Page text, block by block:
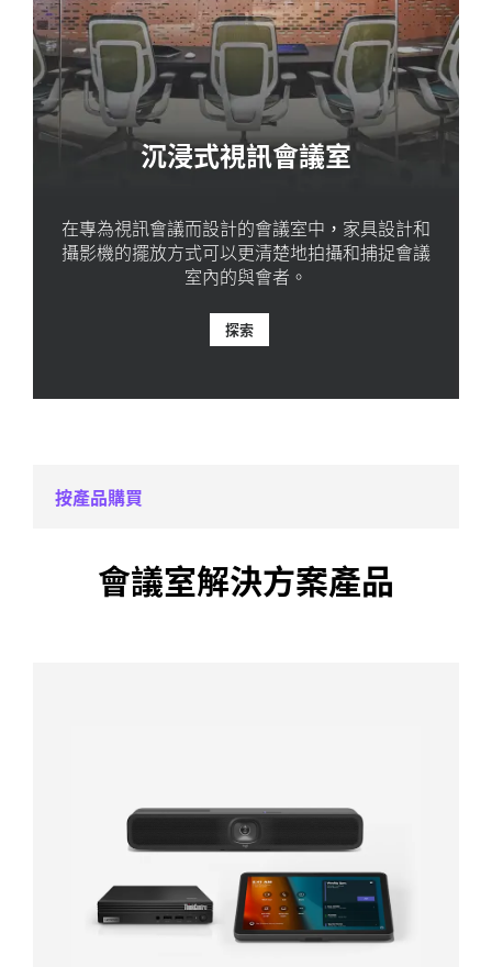
沉浸式視訊會議室
在專為視訊會議而設計的會議室中，家具設計和
攝影機的擺放方式可以更清楚地拍攝和捕捉會議
室內的與會者。
探索
按產品購買
會議室解決方案產品